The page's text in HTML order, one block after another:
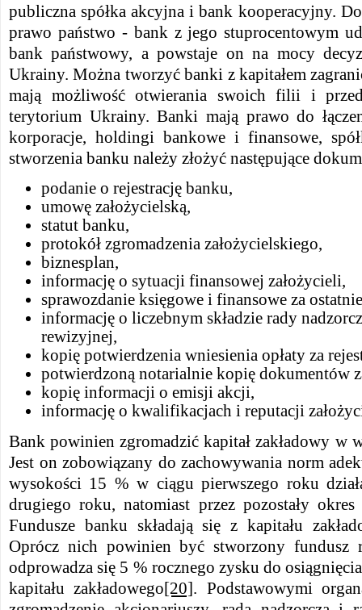
publiczna spółka akcyjna i bank kooperacyjny.
prawo państwo - bank z jego stuprocentowym
bank państwowy, a powstaje on na mocy
Ukrainy. Można tworzyć banki z kapitałem
mają możliwość otwierania swoich filii i
terytorium Ukrainy. Banki mają prawo do
korporacje, holdingi bankowe i finansowe,
stworzenia banku należy złożyć następujące
podanie o rejestrację banku,
umowę założycielską,
statut banku,
protokół zgromadzenia założycielskiego,
biznesplan,
informację o sytuacji finansowej założycieli,
sprawozdanie księgowe i finansowe za
informację o liczebnym składzie rady
rewizyjnej,
kopię potwierdzenia wniesienia opłaty za
potwierdzoną notarialnie kopię dokumentów
kopię informacji o emisji akcji,
informację o kwalifikacjach i reputacji
Bank powinien zgromadzić kapitał zakładowy w
Jest on zobowiązany do zachowywania norm
wysokości 15 % w ciągu pierwszego roku
drugiego roku, natomiast przez pozostały
Fundusze banku składają się z kapitału
Oprócz nich powinien być stworzony fundusz
odprowadza się 5 % rocznego zysku do
kapitału zakładowego[20]. Podstawowymi